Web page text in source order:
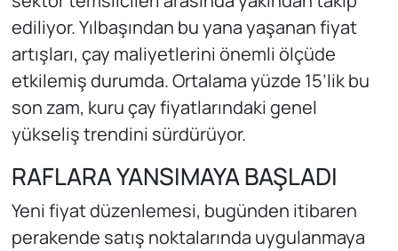
ediliyor. Yılbaşından bu yana yaşanan fiyat
artışları, çay maliyetlerini önemli ölçüde
etkilemiş durumda. Ortalama yüzde 15’lik bu
son zam, kuru çay fiyatlarındaki genel
yükseliş trendini sürdürüyor.
RAFLARA YANSIMAYA BAŞLADI
Yeni fiyat düzenlemesi, bugünden itibaren
perakende satış noktalarında uygulanmaya